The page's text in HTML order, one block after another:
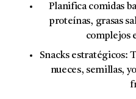
Planifica comidas
proteínas, grasas
complejos
Snacks estratégicos:
nueces, semillas,